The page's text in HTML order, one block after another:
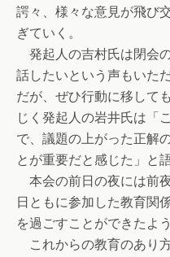
諤々、様々な意見が飛び
ぎていく。
発起人の吉村氏は閉会
話したいという声もいた
だが、ぜひ行動に移して
じく発起人の岩井氏は「
で、議題の上がった正解
とが重要だと感じた」と語
本会の前日の夜には前
日ともに参加した教育関
を過ごすことができたよ
これからの教育のあり